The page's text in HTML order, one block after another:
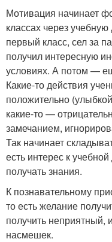
Мотивация начинает
классах через
первый класс, сел за
получил интересную
условиях. А потом —
Какие-то действия
положительно
какие-то —
замечанием,
Так начинает
есть интерес к
получать знания.
К познавательному
то есть желание
получить неприятный,
насмешек.